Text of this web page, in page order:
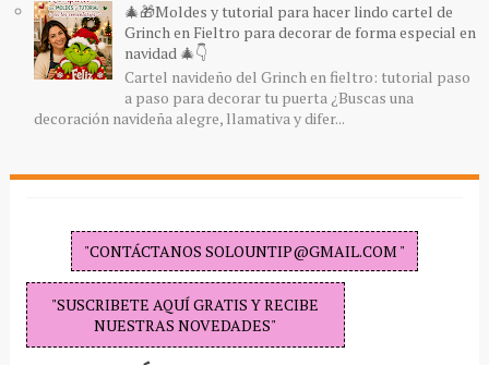
🎄🎁Moldes y tutorial para hacer lindo cartel de
Grinch en Fieltro para decorar de forma especial en
navidad 🎄👇
Cartel navideño del Grinch en fieltro: tutorial paso
a paso para decorar tu puerta ¿Buscas una
decoración navideña alegre, llamativa y difer...
"CONTÁCTANOS SOLOUNTIP@GMAIL.COM "
"SUSCRIBETE AQUÍ GRATIS Y RECIBE
NUESTRAS NOVEDADES"